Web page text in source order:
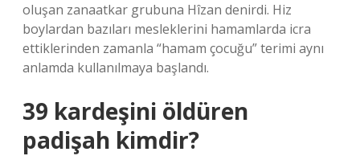
oluşan zanaatkar grubuna Hîzan denirdi. Hiz
boylardan bazıları mesleklerini hamamlarda icra
ettiklerinden zamanla “hamam çocuğu” terimi aynı
anlamda kullanılmaya başlandı.
39 kardeşini öldüren
padişah kimdir?